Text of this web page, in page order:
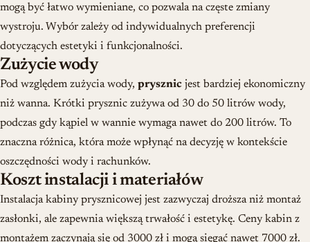
mogą być łatwo wymieniane, co pozwala na częste zmiany
wystroju. Wybór zależy od indywidualnych preferencji
dotyczących estetyki i funkcjonalności.
Zużycie wody
Pod względem zużycia wody, prysznic jest bardziej ekonomiczny
niż wanna. Krótki prysznic zużywa od 30 do 50 litrów wody,
podczas gdy kąpiel w wannie wymaga nawet do 200 litrów. To
znaczna różnica, która może wpłynąć na decyzję w kontekście
oszczędności wody i rachunków.
Koszt instalacji i materiałów
Instalacja kabiny prysznicowej jest zazwyczaj droższa niż montaż
zasłonki, ale zapewnia większą trwałość i estetykę. Ceny kabin z
montażem zaczynają się od 3000 zł i mogą sięgać nawet 7000 zł.